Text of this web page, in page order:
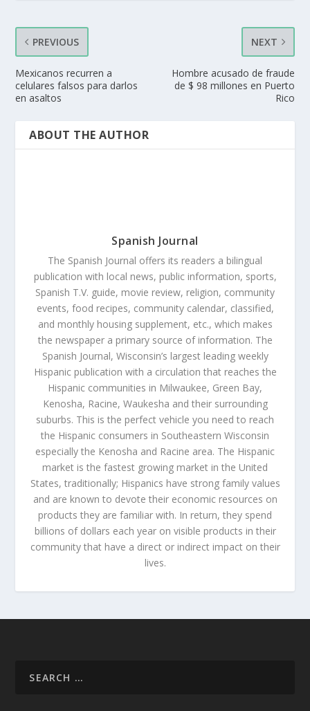
PREVIOUS
Mexicanos recurren a
celulares falsos para darlos
en asaltos
NEXT
Hombre acusado de fraude
de $ 98 millones en Puerto
Rico
ABOUT THE AUTHOR
Spanish Journal
The Spanish Journal offers its readers a bilingual
publication with local news, public information, sports,
Spanish T.V. guide, movie review, religion, community
events, food recipes, community calendar, classified,
and monthly housing supplement, etc., which makes
the newspaper a primary source of information. The
Spanish Journal, Wisconsin’s largest leading weekly
Hispanic publication with a circulation that reaches the
Hispanic communities in Milwaukee, Green Bay,
Kenosha, Racine, Waukesha and their surrounding
suburbs. This is the perfect vehicle you need to reach
the Hispanic consumers in Southeastern Wisconsin
especially the Kenosha and Racine area. The Hispanic
market is the fastest growing market in the United
States, traditionally; Hispanics have strong family values
and are known to devote their economic resources on
products they are familiar with. In return, they spend
billions of dollars each year on visible products in their
community that have a direct or indirect impact on their
lives.